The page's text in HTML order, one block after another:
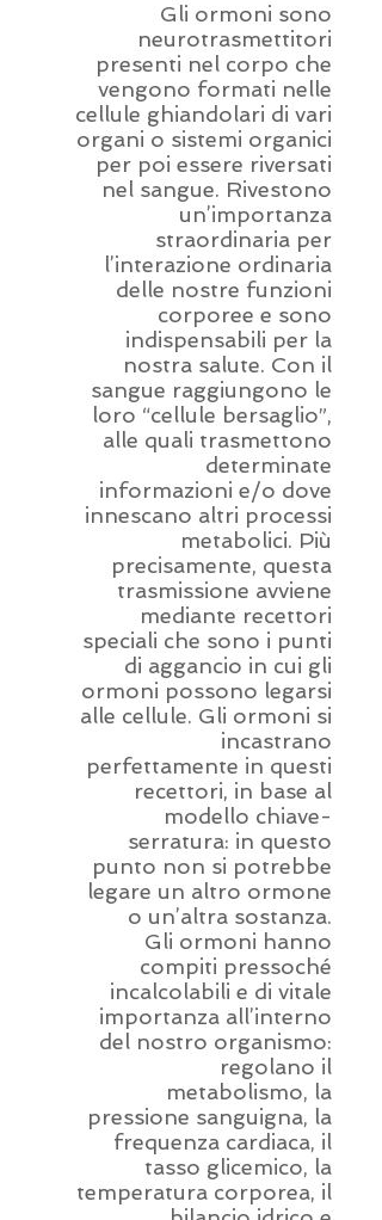
Gli ormoni sono
neurotrasmettitori
presenti nel corpo che
vengono formati nelle
cellule ghiandolari di vari
organi o sistemi organici
per poi essere riversati
nel sangue. Rivestono
un’importanza
straordinaria per
l’interazione ordinaria
delle nostre funzioni
corporee e sono
indispensabili per la
nostra salute. Con il
sangue raggiungono le
loro “cellule bersaglio”,
alle quali trasmettono
determinate
informazioni e/o dove
innescano altri processi
metabolici. Più
precisamente, questa
trasmissione avviene
mediante recettori
speciali che sono i punti
di aggancio in cui gli
ormoni possono legarsi
alle cellule. Gli ormoni si
incastrano
perfettamente in questi
recettori, in base al
modello chiave-
serratura: in questo
punto non si potrebbe
legare un altro ormone
o un’altra sostanza.
Gli ormoni hanno
compiti pressoché
incalcolabili e di vitale
importanza all’interno
del nostro organismo:
regolano il
metabolismo, la
pressione sanguigna, la
frequenza cardiaca, il
tasso glicemico, la
temperatura corporea, il